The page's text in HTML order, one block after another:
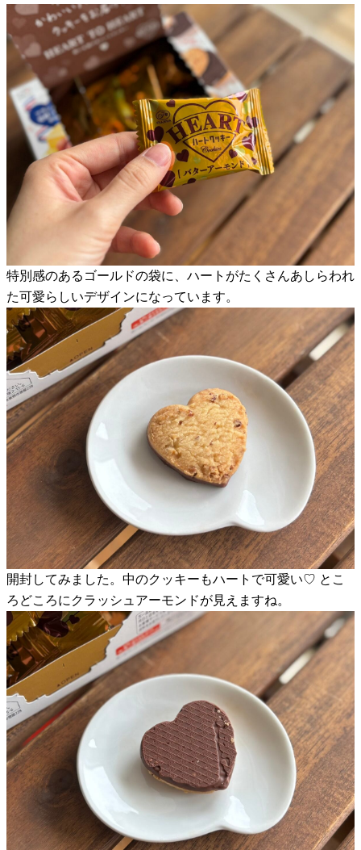
特別感のあるゴールドの袋に、ハートがたくさんあしらわれ
た可愛らしいデザインになっています。
開封してみました。中のクッキーもハートで可愛い♡ とこ
ろどころにクラッシュアーモンドが見えますね。